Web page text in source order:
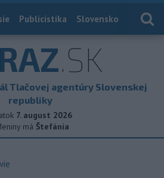
Publicistika Slovensko
.SK
Tlačovej agentúry Slovenskej
republiky
7. august 2026
má Štefánia